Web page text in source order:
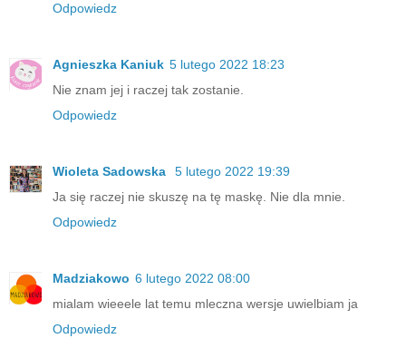
Odpowiedz
Agnieszka Kaniuk 5 lutego 2022 18:23
Nie znam jej i raczej tak zostanie.
Odpowiedz
Wioleta Sadowska
5 lutego 2022 19:39
Ja się raczej nie skuszę na tę maskę. Nie dla mnie.
Odpowiedz
Madziakowo 6 lutego 2022 08:00
mialam wieeele lat temu mleczna wersje uwielbiam ja
Odpowiedz